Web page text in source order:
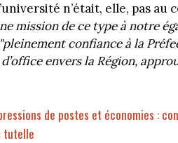
n’était, elle, pas au
mission de ce type à notre
"pleinement confiance à la
envers la Région,
de postes et économies :
tutelle